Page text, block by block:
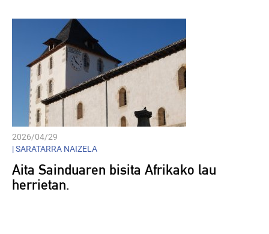
2026/04/29
|SARATARRA NAIZELA
Aita Sainduaren bisita Afrikako lau
herrietan.